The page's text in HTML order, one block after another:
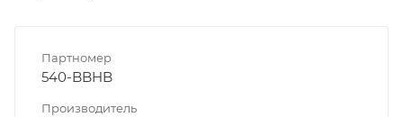
Партномер
540-BBHB
Производитель